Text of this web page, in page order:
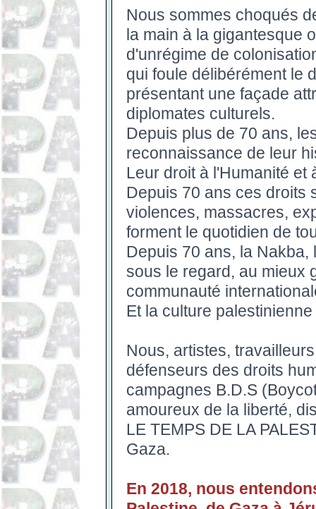
Nous sommes choqués
la main à la gigantesque
d'unrégime de
qui foule délibérément le
présentant une façade
diplomates culturels.
Depuis plus de 70 ans,
reconnaissance de leur
Leur droit à l'Humanité et
Depuis 70 ans ces droits
violences, massacres,
forment le quotidien de
Depuis 70 ans, la
sous le regard, au mieux
communauté
Et la culture
Nous, artistes,
défenseurs des droits
campagnes B.D.S
amoureux de la liberté,
LE TEMPS DE LA
Gaza.
En 2018, nous